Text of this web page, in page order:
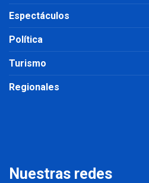
Espectáculos
Política
Turismo
Regionales
Nuestras redes